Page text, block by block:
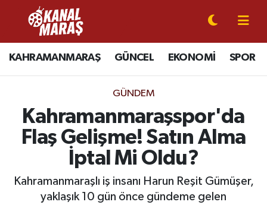
KAHRAMANMARAŞ GÜNCEL EKONOMİ SPOR
GÜNDEM
Kahramanmaraşspor'da
Flaş Gelişme! Satın Alma
İptal Mi Oldu?
Kahramanmaraşlı iş insanı Harun Reşit Gümüşer,
yaklaşık 10 gün önce gündeme gelen
CANLI YAYIN
KAHRAMANMARAŞ
SPOR
SİYASET
EKONOMİ
Kahramanmaraş Nöbetçi Eczaneler
Kahramanmaraş Hava Durumu
Kahramanmaraş Trafik Yoğunluk Haritası
Süper Lig Puan Durumu ve Fikstür
Tüm Manşetler